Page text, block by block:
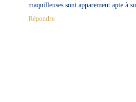
maquilleuses sont apparement apte à
Répondre